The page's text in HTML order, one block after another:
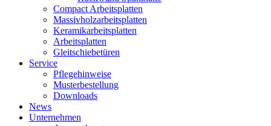
Compact Arbeitsplatten
Massivholzarbeitsplatten
Keramikarbeitsplatten
Arbeitsplatten
Gleitschiebetüren
Service
Pflegehinweise
Musterbestellung
Downloads
News
Unternehmen